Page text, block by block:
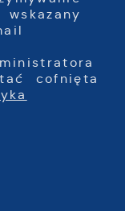
cofnięta